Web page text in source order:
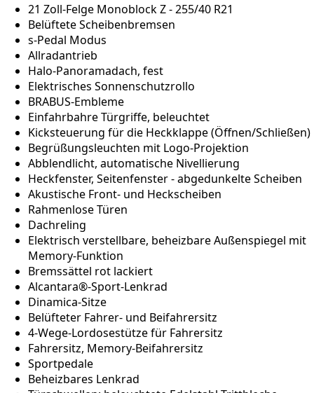
21 Zoll-Felge Monoblock Z - 255/40 R21
Belüftete Scheibenbremsen
s-Pedal Modus
Allradantrieb
Halo-Panoramadach, fest
Elektrisches Sonnenschutzrollo
BRABUS-Embleme
Einfahrbahre Türgriffe, beleuchtet
Kicksteuerung für die Heckklappe (Öffnen/Schließen)
Begrüßungsleuchten mit Logo-Projektion
Abblendlicht, automatische Nivellierung
Heckfenster, Seitenfenster - abgedunkelte Scheiben
Akustische Front- und Heckscheiben
Rahmenlose Türen
Dachreling
Elektrisch verstellbare, beheizbare Außenspiegel mit
Memory-Funktion
Bremssättel rot lackiert
Alcantara®-Sport-Lenkrad
Dinamica-Sitze
Belüfteter Fahrer- und Beifahrersitz
4-Wege-Lordosestütze für Fahrersitz
Fahrersitz, Memory-Beifahrersitz
Sportpedale
Beheizbares Lenkrad